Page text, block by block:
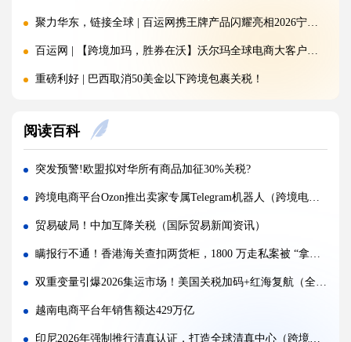
聚力华东，链接全球 | 百运网携王牌产品闪耀亮相2026宁波跨境电商出口博览会!
百运网 | 【跨境加玛，胜券在沃】沃尔玛全球电商大客户产业带沙龙圆满收官!
重磅利好 | 巴西取消50美金以下跨境包裹关税！
150欧元免税时代即将终结！欧盟新政落地，跨境卖家如何破局？
突发 | 特朗普签署文件：美国将对这些产品加征100%关税，全球贸易再掀波澜！
百运网 | 沃尔玛平台招商分享大会圆满收官!双向赋能，共启跨境出海新征程
落幕不散场，聚力新征程 | 百运网惊艳亮相福州跨交会，完美收官！
国际海运公司MSC 波斯湾航线新政震动跨境物流（强制终止+加价 800 美元）
开局即爆发!2026年前两月中俄贸易额达390亿美元，同比劲增12%（国际贸易新闻资讯）
重磅预测！2026年拉美电商规模将突破2000亿美元（出口拉美国家的电商卖家请注意）
重磅官宣！5 月 1 日起，中国对非洲 53 国100%税目产品零关税（国际贸易新闻资讯）
阅读百科
突发预警!欧盟拟对华所有商品加征30%关税?
跨境电商平台Ozon推出卖家专属Telegram机器人（跨境电商新闻资讯）
贸易破局！中加互降关税（国际贸易新闻资讯）
瞒报行不通！香港海关查扣两货柜，1800 万走私案被 “拿捏”（国际贸易新闻资讯）
双重变量引爆2026集运市场！美国关税加码+红海复航（全球贸易格局生变）
越南电商平台年销售额达429万亿
印尼2026年强制推行清真认证，打造全球清真中心（跨境电商卖家请注意）